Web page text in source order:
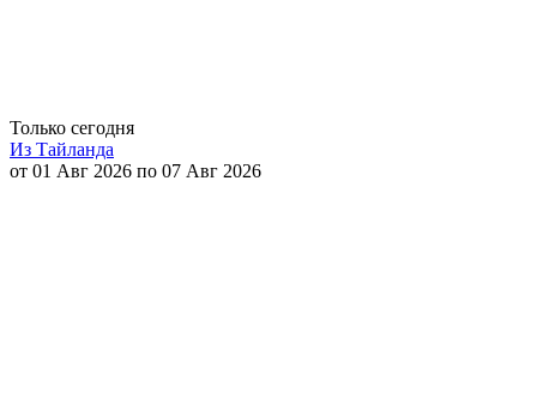
Только сегодня
Из Тайланда
от 01 Авг 2026 по 07 Авг 2026